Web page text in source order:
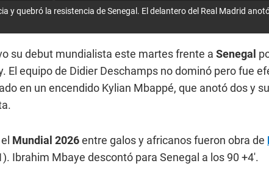
y quebró la resistencia de Senegal. El delantero del Real Madrid
su debut mundialista este martes frente a Senegal
El equipo de Didier Deschamps no dominó pero fue
en un encendido Kylian Mbappé, que anotó dos y
Mundial 2026entre galos y africanos fueron obra de
Ibrahim Mbaye descontó para Senegal a los 90 +4'.